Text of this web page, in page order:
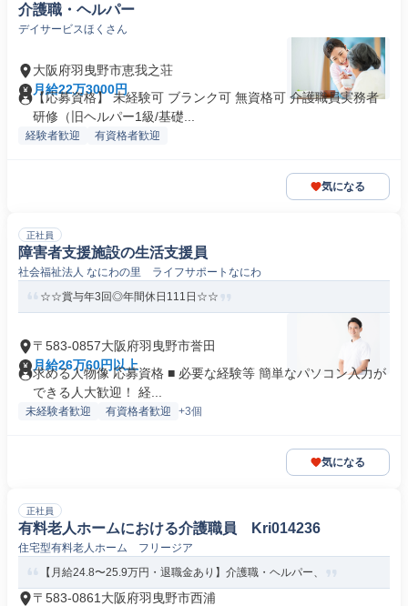
介護職・ヘルパー
デイサービスほくさん
大阪府羽曳野市恵我之荘
月給22万3000円
【応募資格】 未経験可 ブランク可 無資格可 介護職員実務者
研修（旧ヘルパー1級/基礎...
経験者歓迎 有資格者歓迎
気になる
正社員
障害者支援施設の生活支援員
社会福祉法人 なにわの里 ライフサポートなにわ
☆☆賞与年3回◎年間休日111日☆☆
〒583-0857大阪府羽曳野市誉田
月給26万60円以上
求める人物像 応募資格 ■ 必要な経験等 簡単なパソコン入力が
できる人大歓迎！ 経...
未経験者歓迎 有資格者歓迎 +3個
気になる
正社員
有料老人ホームにおける介護職員 Kri014236
住宅型有料老人ホーム フリージア
【月給24.8〜25.9万円・退職金あり】介護職・ヘルパー、
〒583-0861大阪府羽曳野市西浦